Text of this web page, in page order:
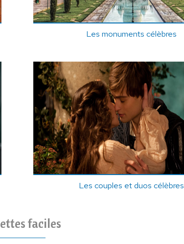
Les monuments célèbres
Les couples et duos célèbres
faciles